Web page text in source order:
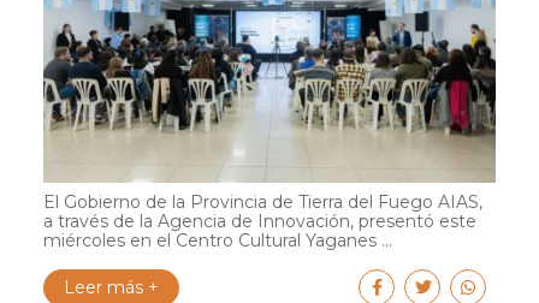
El Gobierno de la Provincia de Tierra del Fuego AIAS,
a través de la Agencia de Innovación, presentó este
miércoles en el Centro Cultural Yaganes ...
Leer más +